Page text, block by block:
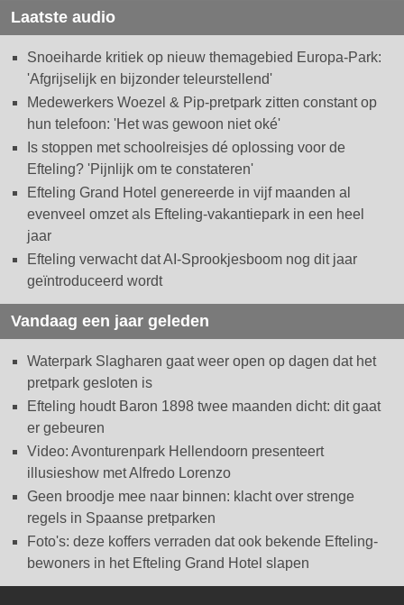
Laatste audio
Snoeiharde kritiek op nieuw themagebied Europa-Park:
'Afgrijselijk en bijzonder teleurstellend'
Medewerkers Woezel & Pip-pretpark zitten constant op
hun telefoon: 'Het was gewoon niet oké'
Is stoppen met schoolreisjes dé oplossing voor de
Efteling? 'Pijnlijk om te constateren'
Efteling Grand Hotel genereerde in vijf maanden al
evenveel omzet als Efteling-vakantiepark in een heel
jaar
Efteling verwacht dat AI-Sprookjesboom nog dit jaar
geïntroduceerd wordt
Vandaag een jaar geleden
Waterpark Slagharen gaat weer open op dagen dat het
pretpark gesloten is
Efteling houdt Baron 1898 twee maanden dicht: dit gaat
er gebeuren
Video: Avonturenpark Hellendoorn presenteert
illusieshow met Alfredo Lorenzo
Geen broodje mee naar binnen: klacht over strenge
regels in Spaanse pretparken
Foto's: deze koffers verraden dat ook bekende Efteling-
bewoners in het Efteling Grand Hotel slapen